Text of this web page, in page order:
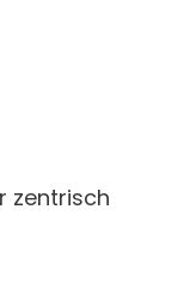
zentrisch